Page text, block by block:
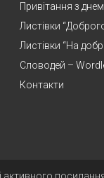
Привітання з
Листівки
Листівки “На
Словодей –
Контакти